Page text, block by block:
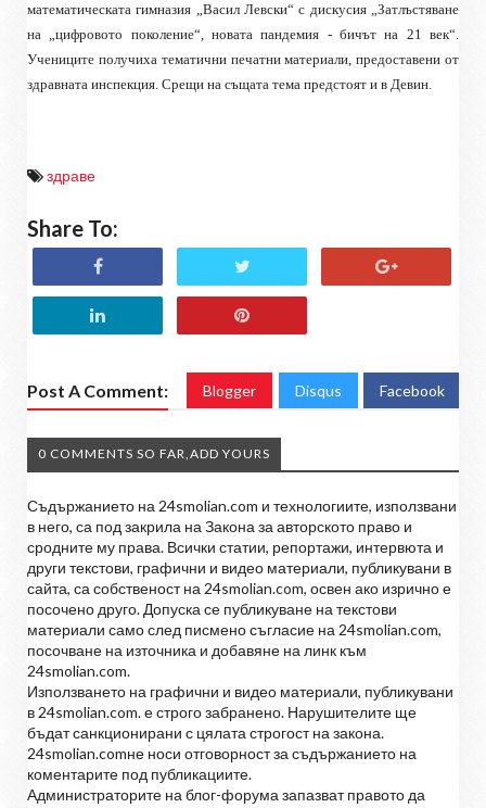
математическата гимназия „Васил Левски“ с дискусия „Затлъстяване
на „цифровото поколение“, новата пандемия - бичът на 21 век“.
Учениците получиха тематични печатни материали, предоставени от
здравната инспекция. Срещи на същата тема предстоят и в Девин.
здраве
Share To:
Post A Comment: Blogger Disqus Facebook
0 COMMENTS SO FAR,ADD YOURS
Съдържанието на 24smolian.com и технологиите, използвани
в него, са под закрила на Закона за авторското право и
сродните му права. Всички статии, репортажи, интервюта и
други текстови, графични и видео материали, публикувани в
сайта, са собственост на 24smolian.com, освен ако изрично е
посочено друго. Допуска се публикуване на текстови
материали само след писмено съгласие на 24smolian.com,
посочване на източника и добавяне на линк към
24smolian.com.
Използването на графични и видео материали, публикувани
в 24smolian.com. е строго забранено. Нарушителите ще
бъдат санкционирани с цялата строгост на закона.
24smolian.comне носи отговорност за съдържанието на
коментарите под публикациите.
Администраторите на блог-форума запазват правото да